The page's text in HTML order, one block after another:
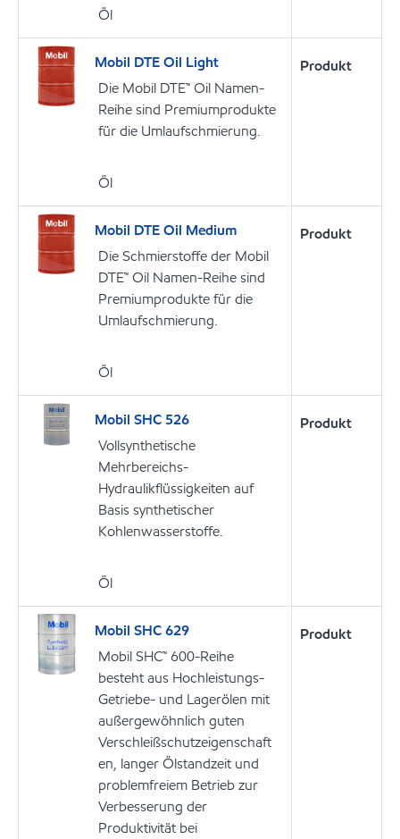
Öl
Mobil DTE Oil Light
Die Mobil DTE™ Oil Namen-
Reihe sind Premiumprodukte
für die Umlaufschmierung.
Öl
Produkt
Mobil DTE Oil Medium
Die Schmierstoffe der Mobil
DTE™ Oil Namen-Reihe sind
Premiumprodukte für die
Umlaufschmierung.
Öl
Produkt
Mobil SHC 526
Vollsynthetische
Mehrbereichs-
Hydraulikflüssigkeiten auf
Basis synthetischer
Kohlenwasserstoffe.
Öl
Produkt
Mobil SHC 629
Mobil SHC™ 600-Reihe
besteht aus Hochleistungs-
Getriebe- und Lagerölen mit
außergewöhnlich guten
Verschleißschutzeigenschaft
en, langer Ölstandzeit und
problemfreiem Betrieb zur
Verbesserung der
Produktivität bei
Produkt